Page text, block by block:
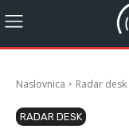
Naslovnica Radar desk
RADAR DESK